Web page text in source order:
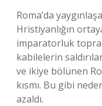
Roma’da
Hristiyanlığın
imparatorluk
kabilelerin
ve ikiye bölünen
kısmı. Bu gibi
azaldı.